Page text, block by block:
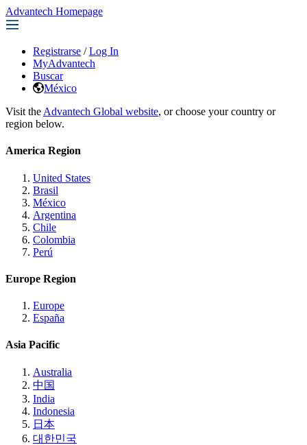
Advantech Homepage
Registrarse / Log In
MyAdvantech
Buscar
México
Visit the Advantech Global website, or choose your country or
region below.
America Region
United States
Brasil
México
Argentina
Chile
Colombia
Perú
Europe Region
Europe
España
Asia Pacific
Australia
中国
India
Indonesia
日本
대한민국